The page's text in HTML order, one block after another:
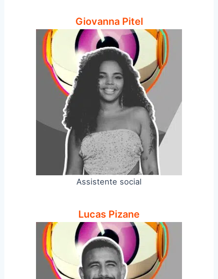
Giovanna Pitel
Assistente social
Lucas Pizane